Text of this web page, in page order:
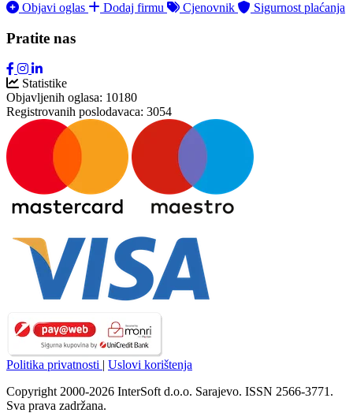
Objavi oglas Dodaj firmu Cjenovnik Sigurnost plaćanja
Pratite nas
Statistike
Objavljenih oglasa: 10180
Registrovanih poslodavaca: 3054
Politika privatnosti | Uslovi korištenja
Copyright 2000-2026 InterSoft d.o.o. Sarajevo. ISSN 2566-3771.
Sva prava zadržana.